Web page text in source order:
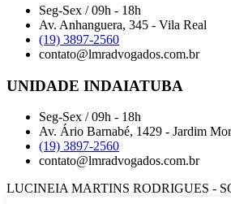
Seg-Sex / 09h - 18h
Av. Anhanguera, 345 - Vila Real
(19) 3897-2560
contato@lmradvogados.com.br
UNIDADE INDAIATUBA
Seg-Sex / 09h - 18h
Av. Ário Barnabé, 1429 - Jardim
(19) 3897-2560
contato@lmradvogados.com.br
LUCINEIA MARTINS RODRIGUES -